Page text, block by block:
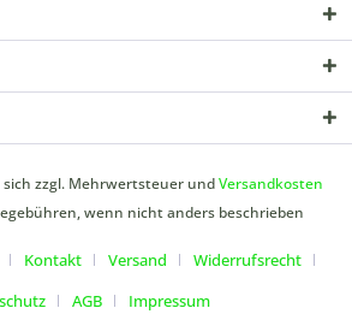
zzgl. Mehrwertsteuer undVersandkosten
wenn nicht anders beschrieben
Kontakt Versand
Widerrufsrecht
AGB
Impressum